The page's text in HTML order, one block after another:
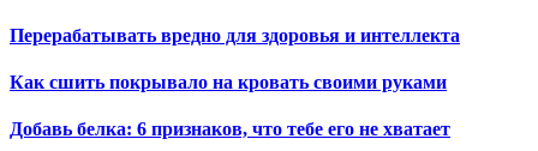
Перерабатывать вредно для здоровья и интеллекта
Как сшить покрывало на кровать своими руками
Добавь белка: 6 признаков, что тебе его не хватает